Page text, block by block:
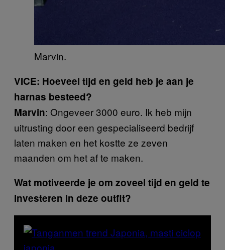
Marvin.
VICE: Hoeveel tijd en geld heb je aan je
harnas besteed?
Marvin: Ongeveer 3000 euro. Ik heb mijn
uitrusting door een gespecialiseerd bedrijf
laten maken en het kostte ze zeven
maanden om het af te maken.
Wat motiveerde je om zoveel tijd en geld te
investeren in deze outfit?